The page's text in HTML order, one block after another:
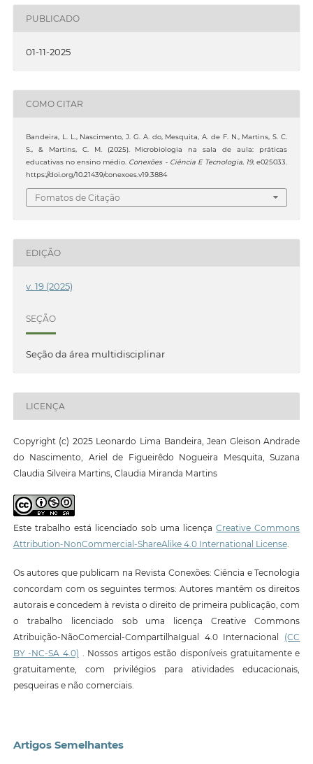
PUBLICADO
01-11-2025
COMO CITAR
Bandeira, L. L., Nascimento, J. G. A. do, Mesquita, A. de F. N., Martins, S. C.
S., & Martins, C. M. (2025). Microbiologia na sala de aula: práticas
educativas no ensino médio. Conexões - Ciência E Tecnologia, 19, e025033.
https://doi.org/10.21439/conexoes.v19.3884
Fomatos de Citação
EDIÇÃO
v. 19 (2025)
SEÇÃO
Seção da área multidisciplinar
LICENÇA
Copyright (c) 2025 Leonardo Lima Bandeira, Jean Gleison Andrade
do Nascimento, Ariel de Figueirêdo Nogueira Mesquita, Suzana
Claudia Silveira Martins, Claudia Miranda Martins
Este trabalho está licenciado sob uma licençaCreative Commons
Attribution-NonCommercial-ShareAlike 4.0 International License.
Os autores que publicam na Revista Conexões: Ciência e Tecnologia
concordam com os seguintes termos: Autores mantêm os direitos
autorais e concedem à revista o direito de primeira publicação, com
o trabalho licenciado sob uma licença Creative Commons
Atribuição-NãoComercial-CompartilhaIgual 4.0 Internacional (CC
BY -NC-SA 4.0) . Nossos artigos estão disponíveis gratuitamente e
gratuitamente, com privilégios para atividades educacionais,
pesqueiras e não comerciais.
Artigos Semelhantes